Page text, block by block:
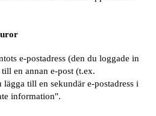
e-postadress (den du loggade in
en annan e-post (t.ex.
till en sekundär e-postadress i
information".